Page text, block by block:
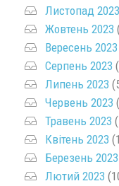
Листопад 2023
Жовтень 2023
Вересень 2023
Серпень 2023
Липень 2023
Червень 2023
Травень 2023
Квітень 2023
Березень 2023
Лютий 2023